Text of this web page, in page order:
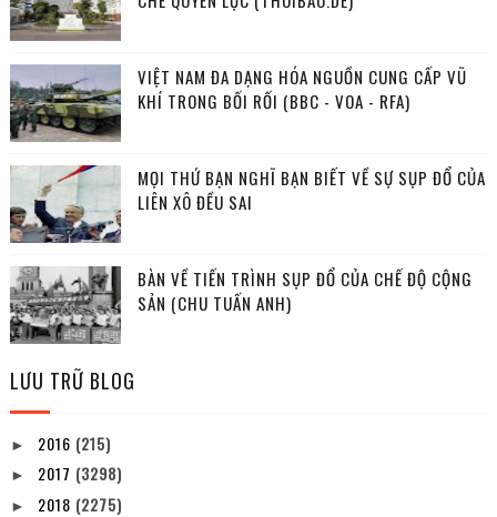
VIỆT NAM ĐA DẠNG HÓA NGUỒN CUNG CẤP VŨ
KHÍ TRONG BỐI RỐI (BBC - VOA - RFA)
MỌI THỨ BẠN NGHĨ BẠN BIẾT VỀ SỰ SỤP ĐỔ CỦA
LIÊN XÔ ĐỀU SAI
BÀN VỀ TIẾN TRÌNH SỤP ĐỔ CỦA CHẾ ĐỘ CỘNG
SẢN (CHU TUẤN ANH)
LƯU TRỮ BLOG
► 2016 (215)
► 2017 (3298)
► 2018 (2275)